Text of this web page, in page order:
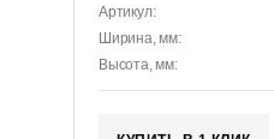
Артикул:
Ширина, мм:
Высота, мм: